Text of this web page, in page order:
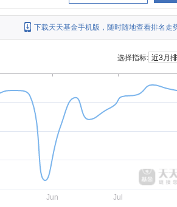
下载天天基金手机版，随时随地查看排名走
选择指标:
Jun Jul